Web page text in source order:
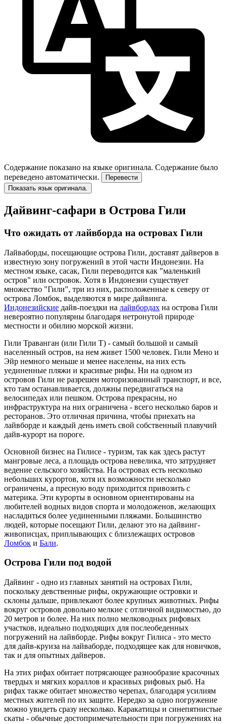
Содержание показано на языке оригинала. Содержание было
переведено автоматически.
Перевести
Показать язык оригинала.
Дайвинг-сафари в Острова Гили
Что ожидать от лайвборда на островах Гили
Лайваборды, посещающие острова Гили, доставят дайверов в
известную зону погружений в этой части Индонезии. На
местном языке, сасак, Гили переводится как "маленький
остров" или островок. Хотя в Индонезии существует
множество "Гили", три из них, расположенные к северу от
острова Ломбок, выделяются в мире дайвинга.
Индонезийские дайв-поездки на лайвбордах на острова Гили
невероятно популярны благодаря нетронутой природе
местности и обилию морской жизни.
Гили Траванган (или Гили Т) - самый большой и самый
населенный остров, на нем живет 1500 человек. Гили Мено и
Эйр немного меньше и менее населены, на них есть
уединенные пляжи и красивые рифы. Ни на одном из
островов Гили не разрешен моторизованный транспорт, и все,
кто там останавливается, должны передвигаться на
велосипедах или пешком. Острова прекрасны, но
инфраструктура на них ограничена - всего несколько баров и
ресторанов. Это отличная причина, чтобы приехать на
лайвборде и каждый день иметь свой собственный плавучий
дайв-курорт на пороге.
Основной бизнес на Гилисе - туризм, так как здесь растут
мангровые леса, а площадь острова невелика, что затрудняет
ведение сельского хозяйства. На островах есть несколько
небольших курортов, хотя их возможности несколько
ограничены, а пресную воду приходится привозить с
материка. Эти курорты в основном ориентированы на
любителей водных видов спорта и молодоженов, желающих
насладиться более уединенными пляжами. Большинство
людей, которые посещают Гили, делают это на дайвинг-
живописцах, приплывающих с близлежащих островов
Ломбок и Бали.
Острова Гили под водой
Дайвинг - одно из главных занятий на островах Гили,
поскольку девственные рифы, окружающие островки и
склоны дальше, привлекают более крупных животных. Рифы
вокруг островов довольно мелкие с отличной видимостью, до
20 метров и более. На них полно мелководных рифовых
участков, идеально подходящих для послеобеденных
погружений на лайвборде. Рифы вокруг Гилиса - это место
для дайв-круиза на лайваборде, подходящее как для новичков,
так и для опытных дайверов.
На этих рифах обитает потрясающее разнообразие красочных
твердых и мягких кораллов и красивых рифовых рыб. На
рифах также обитает множество черепах, благодаря усилиям
местных жителей по их защите. Нередко за одно погружение
можно увидеть сразу несколько. Каракатицы и синепятнистые
скаты - обычные достопримечательности при погружениях на